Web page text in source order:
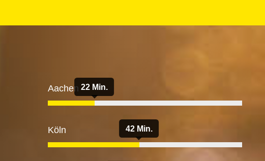
Aachen 22 Min.
Köln 42 Min.